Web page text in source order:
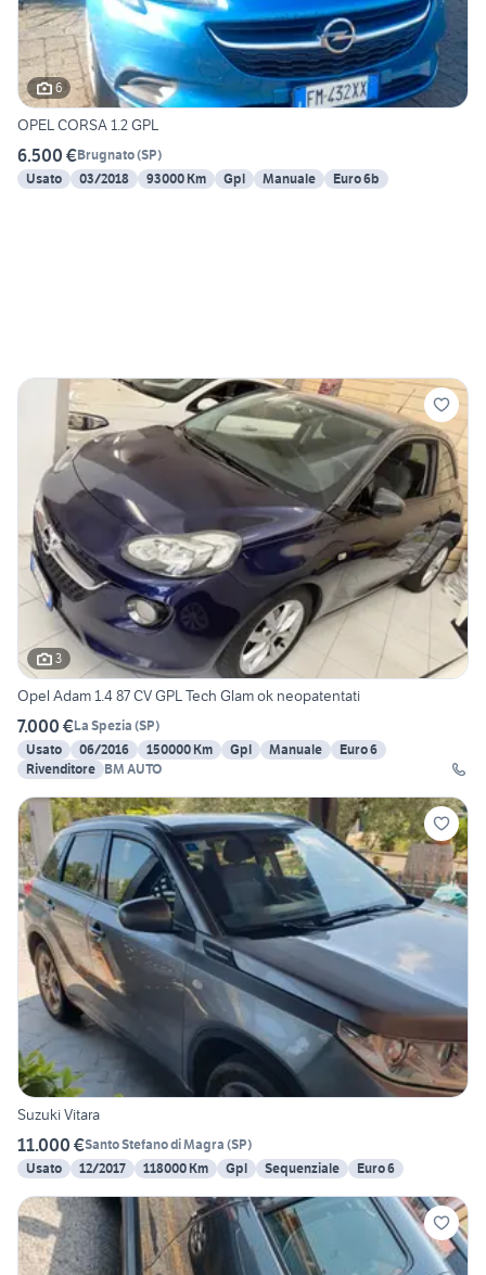
6
OPEL CORSA 1.2 GPL
6.500 €Brugnato(SP)
Usato
03/2018 93000 Km Gpl Manuale Euro 6b
3
Opel Adam 1.4 87 CV GPL Tech Glam ok neopatentati
7.000 €La Spezia (SP)
Usato
06/2016 150000 Km Gpl Manuale
Euro 6
Rivenditore BM AUTO
Suzuki Vitara
11.000 €Santo Stefano di Magra (SP)
Usato
12/2017 118000 Km Gpl Sequenziale Euro 6